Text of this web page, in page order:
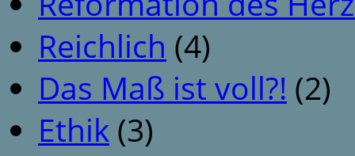
Reichlich (4)
Das Maß ist voll?! (2)
Ethik (3)